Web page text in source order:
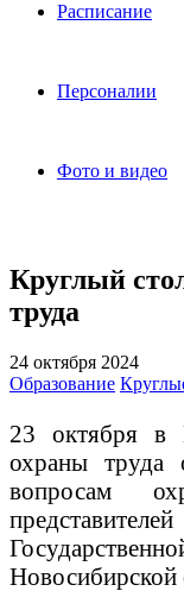
Расписание
Персоналии
Фото и видео
Круглый
труда
24 октября 2024
Образование
23 октября в
охраны труда
вопросам
Новосибирской